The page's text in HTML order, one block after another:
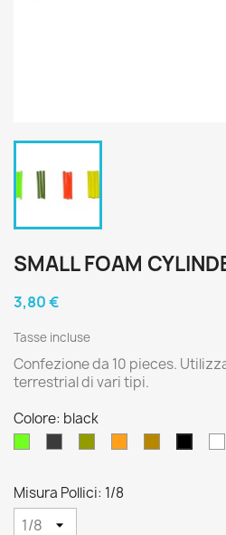
SMALL FOAM
3,80 €
Tasse incluse
Confezione da 10 pieces.
terrestrial di vari tipi.
Colore: black
Misura Pollici: 1/8